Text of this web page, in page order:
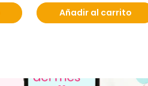
Añadir al carrito